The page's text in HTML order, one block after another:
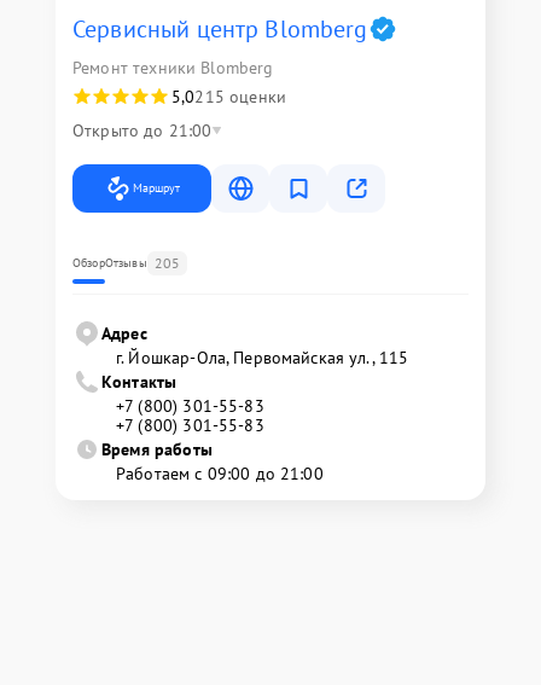
Сервисный центр Blomberg
Ремонт техники Blomberg
5,0215 оценки
Открыто до 21:00
Маршрут
ОбзорОтзывы 205
Адрес
г. Йошкар-Ола, Первомайская ул., 115
Контакты
+7 (800) 301-55-83
+7 (800) 301-55-83
Время работы
Работаем с 09:00 до 21:00